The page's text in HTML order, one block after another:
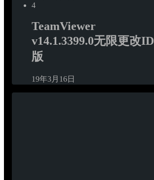
4
TeamViewer
v14.1.3399.0无限更改ID
版
19年3月16日